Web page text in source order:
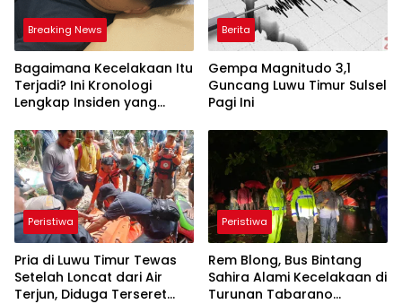
Breaking News
Bagaimana Kecelakaan Itu
Terjadi? Ini Kronologi
Lengkap Insiden yang
Berita
Gempa Magnitudo 3,1
Guncang Luwu Timur Sulsel
Pagi Ini
Peristiwa
Pria di Luwu Timur Tewas
Setelah Loncat dari Air
Terjun, Diduga Terseret
Peristiwa
Rem Blong, Bus Bintang
Sahira Alami Kecelakaan di
Turunan Tabarano